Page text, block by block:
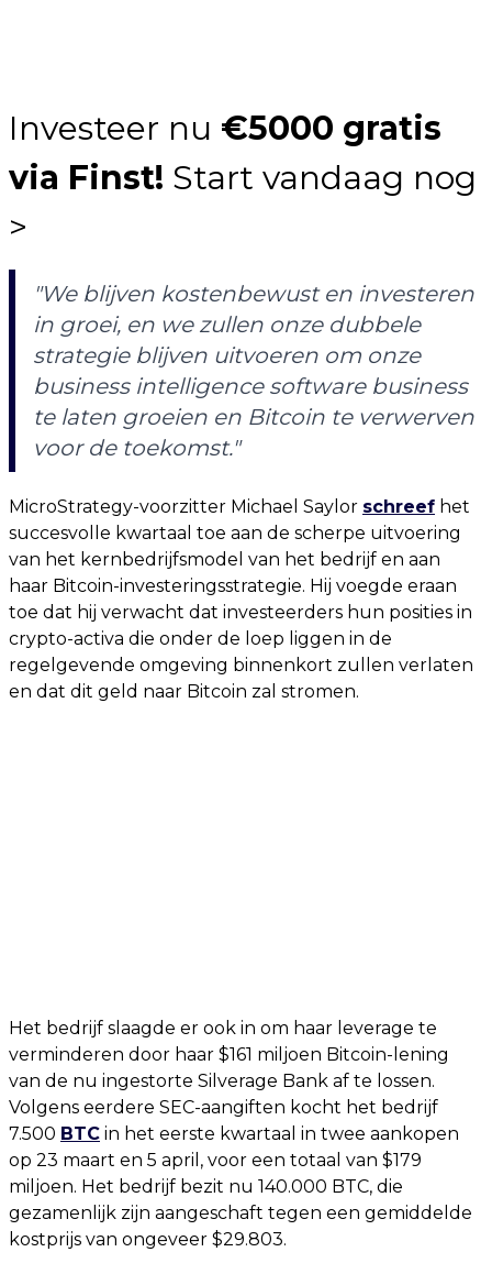
Investeer nu €5000 gratis
via Finst! Start vandaag nog
>
"We blijven kostenbewust en investeren
in groei, en we zullen onze dubbele
strategie blijven uitvoeren om onze
business intelligence software business
te laten groeien en Bitcoin te verwerven
voor de toekomst."
MicroStrategy-voorzitter Michael Saylor schreef het
succesvolle kwartaal toe aan de scherpe uitvoering
van het kernbedrijfsmodel van het bedrijf en aan
haar Bitcoin-investeringsstrategie. Hij voegde eraan
toe dat hij verwacht dat investeerders hun posities in
crypto-activa die onder de loep liggen in de
regelgevende omgeving binnenkort zullen verlaten
en dat dit geld naar Bitcoin zal stromen.
Het bedrijf slaagde er ook in om haar leverage te
verminderen door haar $161 miljoen Bitcoin-lening
van de nu ingestorte Silverage Bank af te lossen.
Volgens eerdere SEC-aangiften kocht het bedrijf
7.500 BTC in het eerste kwartaal in twee aankopen
op 23 maart en 5 april, voor een totaal van $179
miljoen. Het bedrijf bezit nu 140.000 BTC, die
gezamenlijk zijn aangeschaft tegen een gemiddelde
kostprijs van ongeveer $29.803.